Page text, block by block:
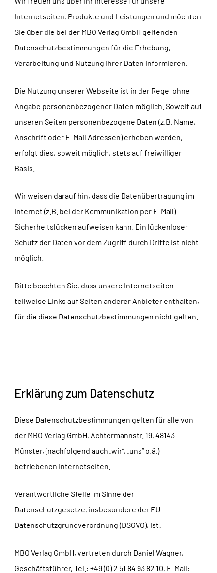
Internetseiten, Produkte und Leistungen und möchten
Sie über die bei der MBO Verlag GmbH geltenden
Datenschutzbestimmungen für die Erhebung,
Verarbeitung und Nutzung Ihrer Daten informieren.
Die Nutzung unserer Webseite ist in der Regel ohne
Angabe personenbezogener Daten möglich. Soweit auf
unseren Seiten personenbezogene Daten (z.B. Name,
Anschrift oder E-Mail Adressen) erhoben werden,
erfolgt dies, soweit möglich, stets auf freiwilliger
Basis.
Wir weisen darauf hin, dass die Datenübertragung im
Internet (z.B. bei der Kommunikation per E-Mail)
Sicherheitslücken aufweisen kann. Ein lückenloser
Schutz der Daten vor dem Zugriff durch Dritte ist nicht
möglich.
Bitte beachten Sie, dass unsere Internetseiten
teilweise Links auf Seiten anderer Anbieter enthalten,
für die diese Datenschutzbestimmungen nicht gelten.
Erklärung zum Datenschutz
Diese Datenschutzbestimmungen gelten für alle von
der MBO Verlag GmbH, Achtermannstr. 19, 48143
Münster, (nachfolgend auch „wir“, „uns“ o.ä.)
betriebenen Internetseiten.
Verantwortliche Stelle im Sinne der
Datenschutzgesetze, insbesondere der EU-
Datenschutzgrundverordnung (DSGVO), ist:
MBO Verlag GmbH, vertreten durch Daniel Wagner,
Geschäftsführer, Tel.: +49 (0) 2 51 84 93 82 10, E-Mail: